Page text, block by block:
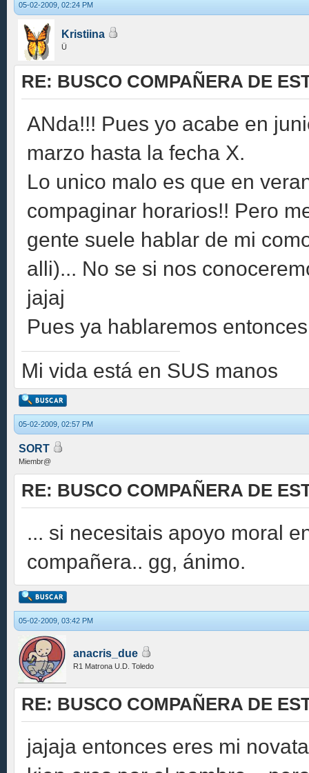
05-02-2009, 02:24 PM
Kristiina
Ü
RE: BUSCO COMPAÑERA DE
ANda!!! Pues yo acabe en
marzo hasta la fecha X.
Lo unico malo es que en
compaginar horarios!! Pero
gente suele hablar de mi
alli)... No se si nos
jajaj
Pues ya hablaremos
Mi vida está en SUS manos
05-02-2009, 02:57 PM
SORT
Miembr@
RE: BUSCO COMPAÑERA DE
... si necesitais apoyo moral
compañera.. gg, ánimo.
05-02-2009, 03:42 PM
anacris_due
R1 Matrona U.D. Toledo
RE: BUSCO COMPAÑERA DE
jajaja entonces eres mi